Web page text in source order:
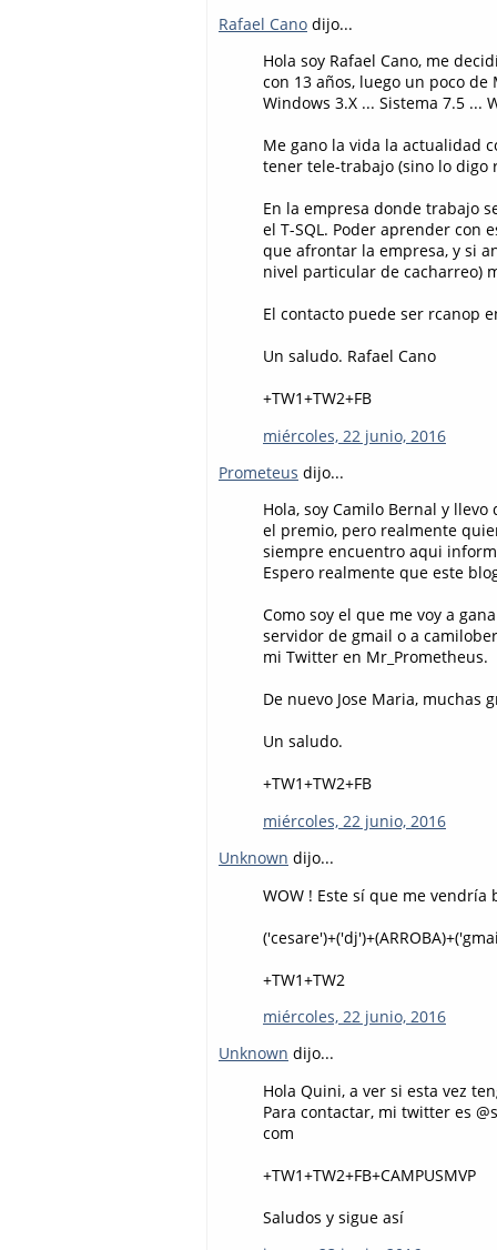
Rafael Cano dijo...
Hola soy Rafael Cano, me
con 13 años, luego un poco de
Windows 3.X ... Sistema 7.5 ...
Me gano la vida la actualidad
tener tele-trabajo (sino lo digo
En la empresa donde trabajo
el T-SQL. Poder aprender con
que afrontar la empresa, y si
nivel particular de cacharreo)
El contacto puede ser rcanop
Un saludo. Rafael Cano
+TW1+TW2+FB
miércoles, 22 junio, 2016
Prometeus dijo...
Hola, soy Camilo Bernal y
el premio, pero realmente
siempre encuentro aqui
Espero realmente que este
Como soy el que me voy a
servidor de gmail o a
mi Twitter en Mr_Prometheus.
De nuevo Jose Maria, muchas
Un saludo.
+TW1+TW2+FB
miércoles, 22 junio, 2016
Unknown dijo...
WOW ! Este sí que me
+TW1+TW2
miércoles, 22 junio, 2016
Unknown dijo...
Hola Quini, a ver si esta vez
Para contactar, mi twitter es
com
+TW1+TW2+FB+CAMPUSMVP
Saludos y sigue así